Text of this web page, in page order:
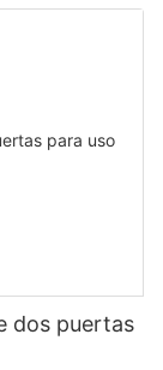
dos puertas